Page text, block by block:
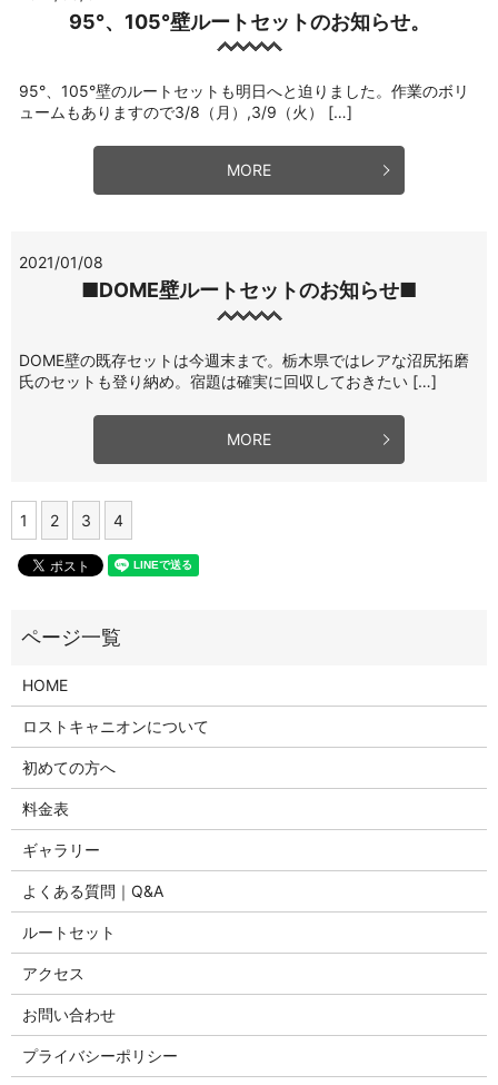
95°、105°壁ルートセットのお知らせ。
95°、105°壁のルートセットも明日へと迫りました。作業のボリ
ュームもありますので3/8（月）,3/9（火） […]
MORE
2021/01/08
■DOME壁ルートセットのお知らせ■
DOME壁の既存セットは今週末まで。栃木県ではレアな沼尻拓磨
氏のセットも登り納め。宿題は確実に回収しておきたい […]
MORE
1 2 3 4
HOME
ロストキャニオンについて
初めての方へ
料金表
ギャラリー
よくある質問｜Q&A
ルートセット
アクセス
お問い合わせ
プライバシーポリシー